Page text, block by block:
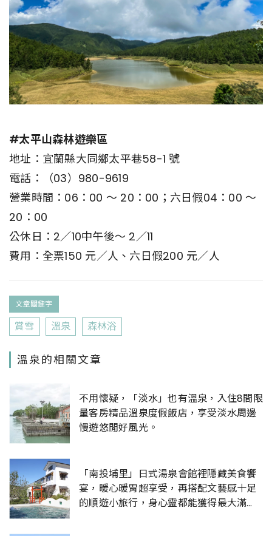
#太平山森林遊樂區
地址：宜蘭縣大同鄉太平巷58-1 號
電話：（03）980-9619
營業時間：06：00 ～ 20：00；六日假04：00 ～
20：00
公休日：2／10中午後～ 2／11
費用：全票150 元／人、六日假200 元／人
文章關鍵字
賞雪 溫泉 森林浴
溫泉的相關文章
不用懷疑，「淡水」也有溫泉，入住8間限
量客房精品溫泉度假飯店，享受淡水周邊
慢遊悠閒好風光。
「南投埔里」日式湯泉會館裡隱藏美食饗
宴，暖心暖胃超享受，再搭配文藝感十足
的順遊小旅行，身心靈都能獲得最大滿